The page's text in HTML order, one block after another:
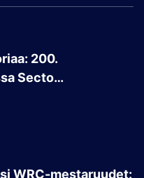
200.
Secto…
WRC-mestaruudet: